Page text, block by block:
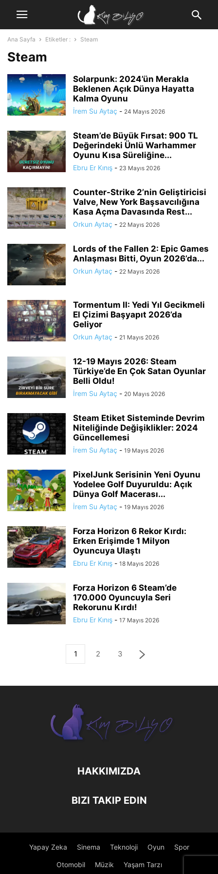
Ana Sayfa Etiketler : Steam
Steam
Solarpunk: 2024’ün Merakla
Beklenen Açık Dünya Hayatta
Kalma Oyunu
İrem Su Aytaç - 24 Mayıs 2026
Steam’de Büyük Fırsat: 900 TL
Değerindeki Ünlü Warhammer
Oyunu Kısa Süreliğine...
Ebru Er Kınış - 23 Mayıs 2026
Counter-Strike 2’nin Geliştiricisi
Valve, New York Başsavcılığına
Kasa Açma Davasında Rest...
Orkun Aytaç - 22 Mayıs 2026
Lords of the Fallen 2: Epic Games
Anlaşması Bitti, Oyun 2026’da...
Orkun Aytaç - 22 Mayıs 2026
Tormentum II: Yedi Yıl Gecikmeli
El Çizimi Başyapıt 2026’da
Geliyor
Orkun Aytaç - 21 Mayıs 2026
12-19 Mayıs 2026: Steam
Türkiye’de En Çok Satan Oyunlar
Belli Oldu!
İrem Su Aytaç - 20 Mayıs 2026
Steam Etiket Sisteminde Devrim
Niteliğinde Değişiklikler: 2024
Güncellemesi
İrem Su Aytaç - 19 Mayıs 2026
PixelJunk Serisinin Yeni Oyunu
Yodelee Golf Duyuruldu: Açık
Dünya Golf Macerası...
İrem Su Aytaç - 19 Mayıs 2026
Forza Horizon 6 Rekor Kırdı:
Erken Erişimde 1 Milyon
Oyuncuya Ulaştı
Ebru Er Kınış - 18 Mayıs 2026
Forza Horizon 6 Steam’de
170.000 Oyuncuyla Seri
Rekorunu Kırdı!
Ebru Er Kınış - 17 Mayıs 2026
1 2 3
HAKKIMIZDA
BIZI TAKIP EDIN
Yapay Zeka Sinema Teknoloji Oyun Spor
Otomobil Müzik Yaşam Tarzı